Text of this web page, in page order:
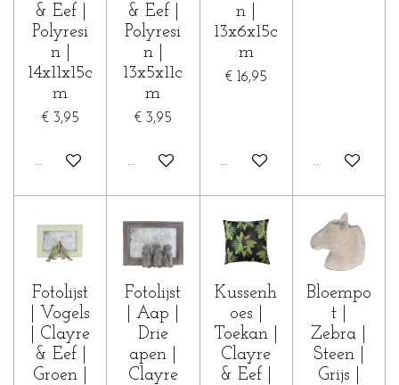
& Eef |
Polyresi
n |
14x11x15c
m
€ 3,95
In winkelwagen
& Eef |
Polyresi
n |
13x5x11c
m
€ 3,95
In winkelwagen
n |
13x6x15c
m
€ 16,95
In winkelwagenIn
Fotolijst
| Vogels
| Clayre
& Eef |
Groen |
Fotolijst
| Aap |
Drie
apen |
Clayre
Kussenh
oes |
Toekan |
Clayre
& Eef |
Bloempo
t |
Zebra |
Steen |
Grijs |